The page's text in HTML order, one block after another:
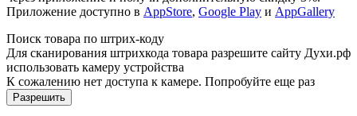
Приложение доступно в AppStore, Google Play и AppGallery
Поиск товара по штрих-коду
Для сканирования штрихкода товара разрешите сайту Духи.рф
использовать камеру устройства
К сожалению нет доступа к камере. Попробуйте еще раз
Разрешить